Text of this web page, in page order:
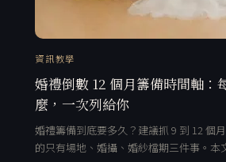
資訊教學
婚禮倒數 12 個月籌備時間軸：
麼，一次列給你
婚禮籌備到底要多久？建議抓 9 到 12 個
的只有場地、婚攝、婚紗檔期三件事。本